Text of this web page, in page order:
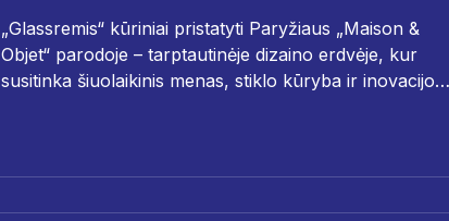
„Glassremis“ kūriniai pristatyti Paryžiaus „Maison &
Objet“ parodoje – tarptautinėje dizaino erdvėje, kur
susitinka šiuolaikinis menas, stiklo kūryba ir inovacijos.